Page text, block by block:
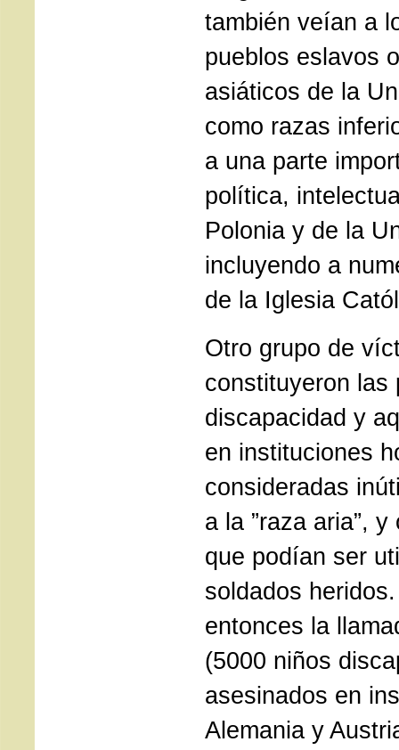
también veían a
pueblos eslavos
asiáticos de la
como razas
a una parte
política,
Polonia y de la
incluyendo a
de la Iglesia
Otro grupo de
constituyeron las
discapacidad y
en instituciones
consideradas
a la ”raza aria”,
que podían ser
soldados
entonces la
(5000 niños
asesinados en
Alemania y